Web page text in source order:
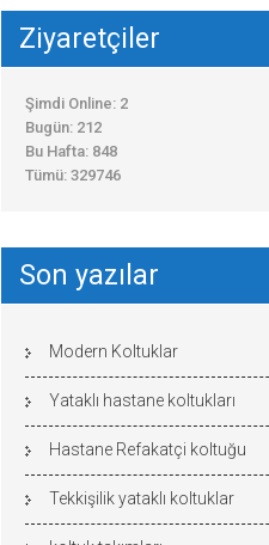
Ziyaretçiler
Şimdi Online: 2
Bugün: 212
Bu Hafta: 848
Tümü: 329746
Son yazılar
Modern Koltuklar
Yataklı hastane koltukları
Hastane Refakatçi koltuğu
Tekkişilik yataklı koltuklar